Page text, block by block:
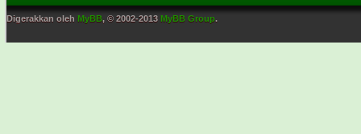
Digerakkan oleh MyBB, © 2002-2013 MyBB Group.